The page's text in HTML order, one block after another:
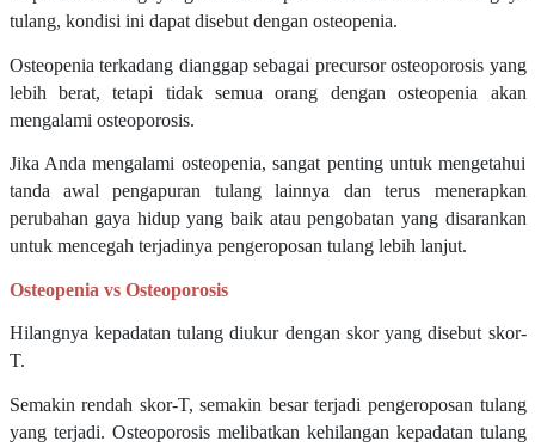
tulang, kondisi ini dapat disebut dengan osteopenia.
Osteopenia terkadang dianggap sebagai precursor osteoporosis yang
lebih berat, tetapi tidak semua orang dengan osteopenia akan
mengalami osteoporosis.
Jika Anda mengalami osteopenia, sangat penting untuk mengetahui
tanda awal pengapuran tulang lainnya dan terus menerapkan
perubahan gaya hidup yang baik atau pengobatan yang disarankan
untuk mencegah terjadinya pengeroposan tulang lebih lanjut.
Osteopenia vs Osteoporosis
Hilangnya kepadatan tulang diukur dengan skor yang disebut skor-
T.
Semakin rendah skor-T, semakin besar terjadi pengeroposan tulang
yang terjadi. Osteoporosis melibatkan kehilangan kepadatan tulang